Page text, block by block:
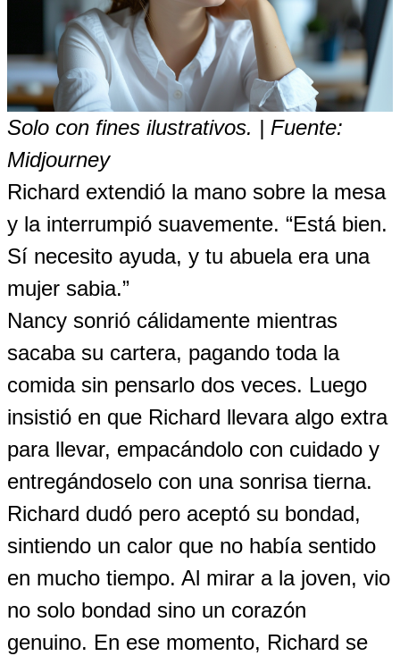
Solo con fines ilustrativos. | Fuente:
Midjourney
Richard extendió la mano sobre la mesa
y la interrumpió suavemente. “Está bien.
Sí necesito ayuda, y tu abuela era una
mujer sabia.”
Nancy sonrió cálidamente mientras
sacaba su cartera, pagando toda la
comida sin pensarlo dos veces. Luego
insistió en que Richard llevara algo extra
para llevar, empacándolo con cuidado y
entregándoselo con una sonrisa tierna.
Richard dudó pero aceptó su bondad,
sintiendo un calor que no había sentido
en mucho tiempo. Al mirar a la joven, vio
no solo bondad sino un corazón
genuino. En ese momento, Richard se